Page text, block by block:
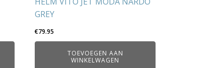
GREY
€79.95
TOEVOEGEN AAN
WINKELWAGEN